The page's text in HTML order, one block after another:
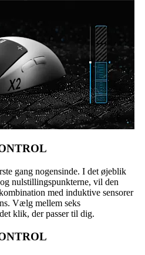
gang nogensinde. I det øjeblik
nulstillingspunkterne, vil den
med induktive sensorer
Vælg mellem seks
klik, der passer til dig.